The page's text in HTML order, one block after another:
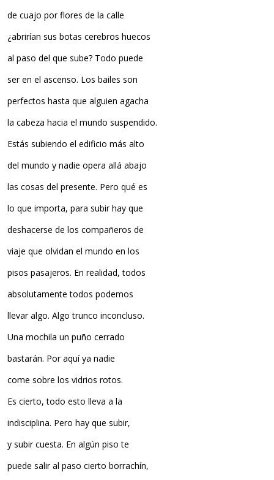
de cuajo por flores de la calle
¿abrirían sus botas cerebros huecos
al paso del que sube? Todo puede
ser en el ascenso. Los bailes son
perfectos hasta que alguien agacha
la cabeza hacia el mundo suspendido.
Estás subiendo el edificio más alto
del mundo y nadie opera allá abajo
las cosas del presente. Pero qué es
lo que importa, para subir hay que
deshacerse de los compañeros de
viaje que olvidan el mundo en los
pisos pasajeros. En realidad, todos
absolutamente todos podemos
llevar algo. Algo trunco inconcluso.
Una mochila un puño cerrado
bastarán. Por aquí ya nadie
come sobre los vidrios rotos.
Es cierto, todo esto lleva a la
indisciplina. Pero hay que subir,
y subir cuesta. En algún piso te
puede salir al paso cierto borrachín,